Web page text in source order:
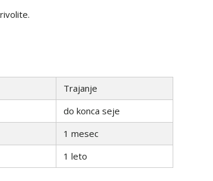
Trajanje
do konca seje
1 mesec
1 leto